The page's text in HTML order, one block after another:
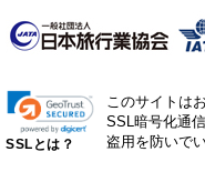
SSLとは？
このサイトは
SSL暗号化通
盗用を防いでい